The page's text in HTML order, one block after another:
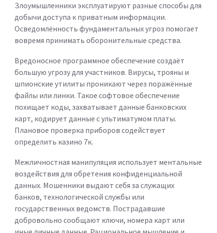
Злоумышленники эксплуатируют разные способы для
добычи доступа к приватным информации.
Осведомлённость фундаментальных угроз помогает
вовремя принимать оборонительные средства.
Вредоносное программное обеспечение создаёт
большую угрозу для участников. Вирусы, трояны и
шпионские утилиты проникают через поражённые
файлы или линки. Такое софтовое обеспечение
похищает коды, захватывает данные банковских
карт, кодирует данные с ультиматумом платы.
Плановое проверка приборов содействует
определить казино 7к.
Межличностная манипуляция использует ментальные
воздействия для обретения конфиденциальной
данных. Мошенники выдают себя за служащих
банков, технологической службы или
государственных ведомств. Пострадавшие
добровольно сообщают ключи, номера карт или